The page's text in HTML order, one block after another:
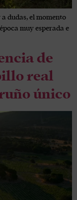
dudas, el momento
muy esperada e
de
real
único